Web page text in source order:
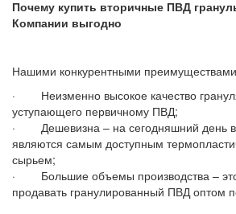
Почему купить вторичные ПВД
Компании выгодно
Нашими конкурентными
· Неизменно высокое качество
уступающего первичному ПВД;
· Дешевизна – на сегодняшний день
являются самым доступным
сырьем;
· Большие объемы производства –
продавать гранулированный ПВД оптом